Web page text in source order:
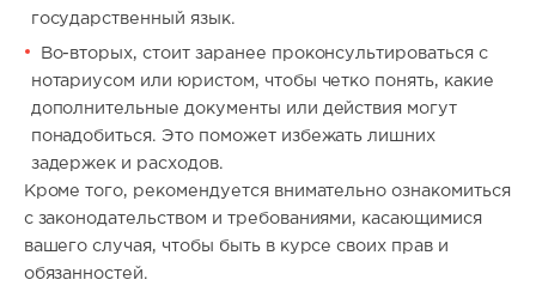
государственный язык.
Во-вторых, стоит заранее проконсультироваться с
нотариусом или юристом, чтобы четко понять, какие
дополнительные документы или действия могут
понадобиться. Это поможет избежать лишних
задержек и расходов.
Кроме того, рекомендуется внимательно ознакомиться
с законодательством и требованиями, касающимися
вашего случая, чтобы быть в курсе своих прав и
обязанностей.